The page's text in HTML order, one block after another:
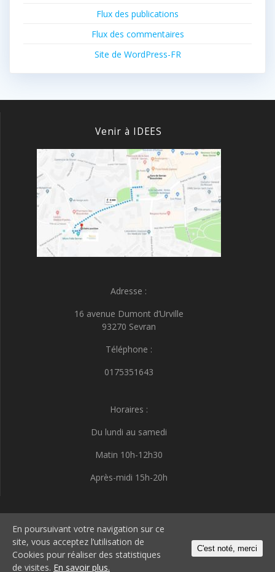
Flux des publications
Flux des commentaires
Site de WordPress-FR
Venir à IDEES
Adresse :
16 avenue Dumont d’Urville
93270 Sevran
Téléphone :
0175351643
Horaires :
Du lundi au samedi
Matin 10h-12h30
Après-midi 15h-20h
I.D.E.E.S
© 2026 I.D.E.E.S. Construit avec WordPress et le thème
En poursuivant votre navigation sur ce
site, vous acceptez l’utilisation de
Cookies pour réaliser des statistiques
de visites. En savoir plus.
C'est noté, merci